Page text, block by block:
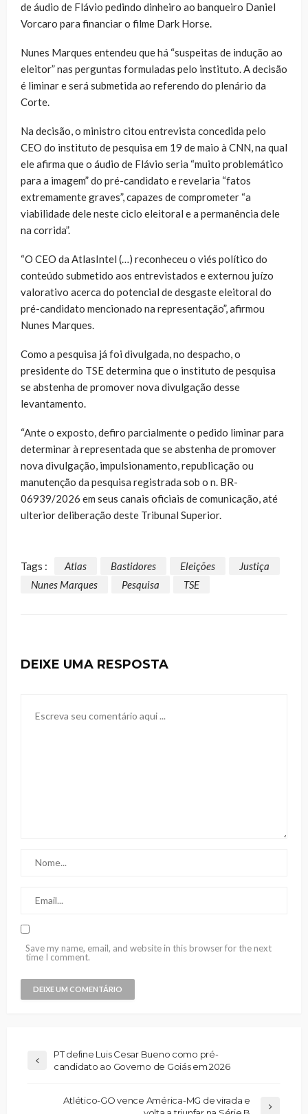
de áudio de Flávio pedindo dinheiro ao banqueiro Daniel
Vorcaro para financiar o filme Dark Horse.
Nunes Marques entendeu que há “suspeitas de indução ao
eleitor” nas perguntas formuladas pelo instituto. A decisão
é liminar e será submetida ao referendo do plenário da
Corte.
Na decisão, o ministro citou entrevista concedida pelo
CEO do instituto de pesquisa em 19 de maio à CNN, na qual
ele afirma que o áudio de Flávio seria “muito problemático
para a imagem” do pré-candidato e revelaria “fatos
extremamente graves”, capazes de comprometer “a
viabilidade dele neste ciclo eleitoral e a permanência dele
na corrida”.
“O CEO da AtlasIntel (…) reconheceu o viés político do
conteúdo submetido aos entrevistados e externou juízo
valorativo acerca do potencial de desgaste eleitoral do
pré-candidato mencionado na representação”, afirmou
Nunes Marques.
Como a pesquisa já foi divulgada, no despacho, o
presidente do TSE determina que o instituto de pesquisa
se abstenha de promover nova divulgação desse
levantamento.
“Ante o exposto, defiro parcialmente o pedido liminar para
determinar à representada que se abstenha de promover
nova divulgação, impulsionamento, republicação ou
manutenção da pesquisa registrada sob o n. BR-
06939/2026 em seus canais oficiais de comunicação, até
ulterior deliberação deste Tribunal Superior.
Tags : Atlas Bastidores Eleições
Justiça
Nunes Marques
Pesquisa TSE
DEIXE UMA RESPOSTA
Save my name, email, and website in this browser for the next
time I comment.
PT define Luis Cesar Bueno como pré-
candidato ao Governo de Goiás em 2026
Atlético-GO vence América-MG de virada e